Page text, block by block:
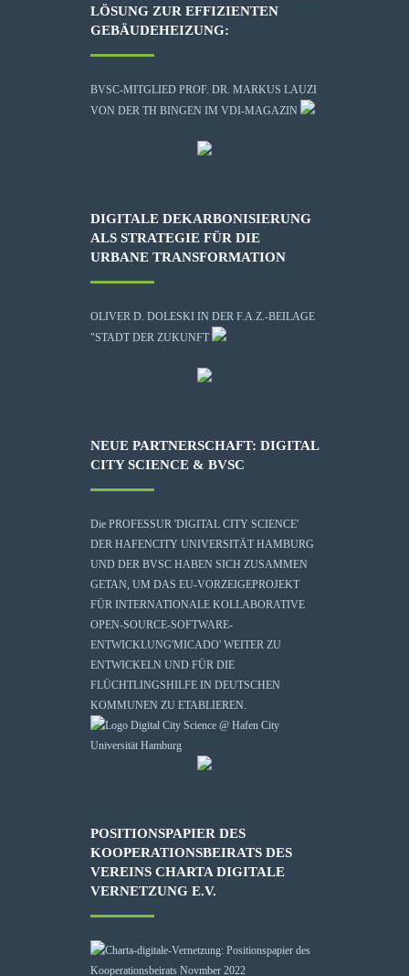
LÖSUNG ZUR EFFIZIENTEN
GEBÄUDEHEIZUNG:
BVSC-MITGLIED PROF. DR. MARKUS LAUZI
VON DER TH BINGEN IM VDI-MAGAZIN
DIGITALE DEKARBONISIERUNG
ALS STRATEGIE FÜR DIE
URBANE TRANSFORMATION
OLIVER D. DOLESKI IN DER F.A.Z.-BEILAGE
"STADT DER ZUKUNFT
NEUE PARTNERSCHAFT: DIGITAL
CITY SCIENCE & BVSC
Die PROFESSUR 'DIGITAL CITY SCIENCE'
DER HAFENCITY UNIVERSITÄT HAMBURG
UND DER BVSC HABEN SICH ZUSAMMEN
GETAN, UM DAS EU-VORZEIGEPROJEKT
FÜR INTERNATIONALE KOLLABORATIVE
OPEN-SOURCE-SOFTWARE-
ENTWICKLUNG'MICADO' WEITER ZU
ENTWICKELN UND FÜR DIE
FLÜCHTLINGSHILFE IN DEUTSCHEN
KOMMUNEN ZU ETABLIEREN.
POSITIONSPAPIER DES
KOOPERATIONSBEIRATS DES
VEREINS CHARTA DIGITALE
VERNETZUNG E.V.